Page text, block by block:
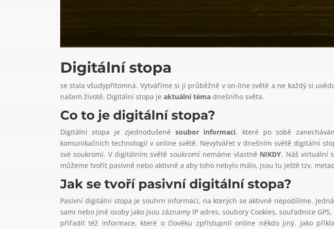
Digitální stopa
se stala všudypřítomná. Vytváříme si ji průběžně v on-line světě a ne každý si
našem životě. Digitální stopa je aktuální témadnešního světa.
Co to je digitální stopa?
Digitální stopa je zjednodušeněsoubor informací, které po sobě
komunikačních technologií v online světě. Nevytvářet v dnešním světě digitální
své soukromí. V digitálním světě soukromí nemáme vlastně NIKDY. Náš virtuální
můžeme tvořit pasivně nebo aktivně a aby toho nebylo málo, jsou tu ještě tzv.
Jak se tvoří pasivní digitální stopa?
Pasivní digitální stopa je souhrn informací, na kterých se aktivně nepodílíme.
sami nebo jiné osoby jako jsou záznamy IP adres, soubory Cookies, souřadnice
přiřadit též informace, které o člověku zpřístupnil online někdo jiný. Jako